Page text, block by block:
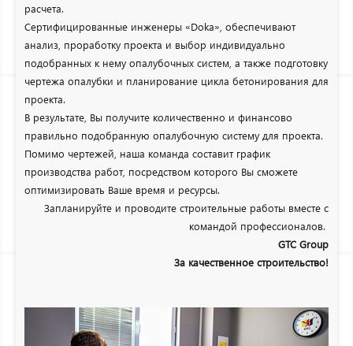
расчета.
Сертифицированные инженеры «Doka», обеспечивают
анализ, проработку проекта и выбор индивидуально
подобранных к нему опалубочных систем, а также подготовку
чертежа опалубки и планирование цикла бетонирования для
проекта.
В результате, Вы получите количественно и финансово
правильно подобранную опалубочную систему для проекта.
Помимо чертежей, наша команда составит график
производства работ, посредством которого Вы сможете
оптимизировать Ваше время и ресурсы.
Запланируйте и проводите строительные работы вместе с
командой профессионалов.
GTC Group
За качественное строительство!